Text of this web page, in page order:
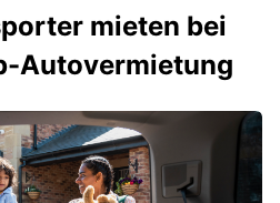
mieten bei
Autovermietung